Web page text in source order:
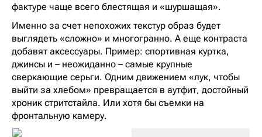
фактуре чаще всего блестящая и «шуршащая».
Именно за счет непохожих текстур образ будет
выглядеть «сложно» и многогранно. А еще контраста
добавят аксессуары. Пример: спортивная куртка,
джинсы и – неожиданно – самые крупные
сверкающие серьги. Одним движением «лук, чтобы
выйти за хлебом» превращается в аутфит, достойный
хроник стритстайла. Или хотя бы съемки на
фронтальную камеру.